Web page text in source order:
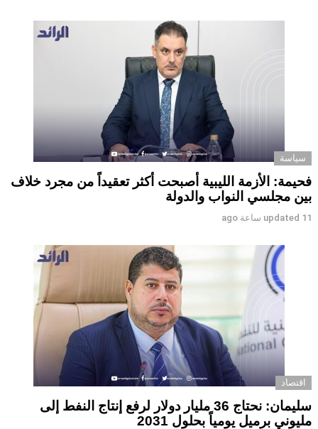
سياسة
فحيمة: الأزمة الليبية أصبحت أكثر تعقيداً من مجرد خلاف
بين مجلسي النواب والدولة
updated 11 ساعة ago
اقتصاد
سليمان: نحتاج 36 مليار دولار لرفع إنتاج النفط إلى
مليوني برميل يومياً بحلول 2031